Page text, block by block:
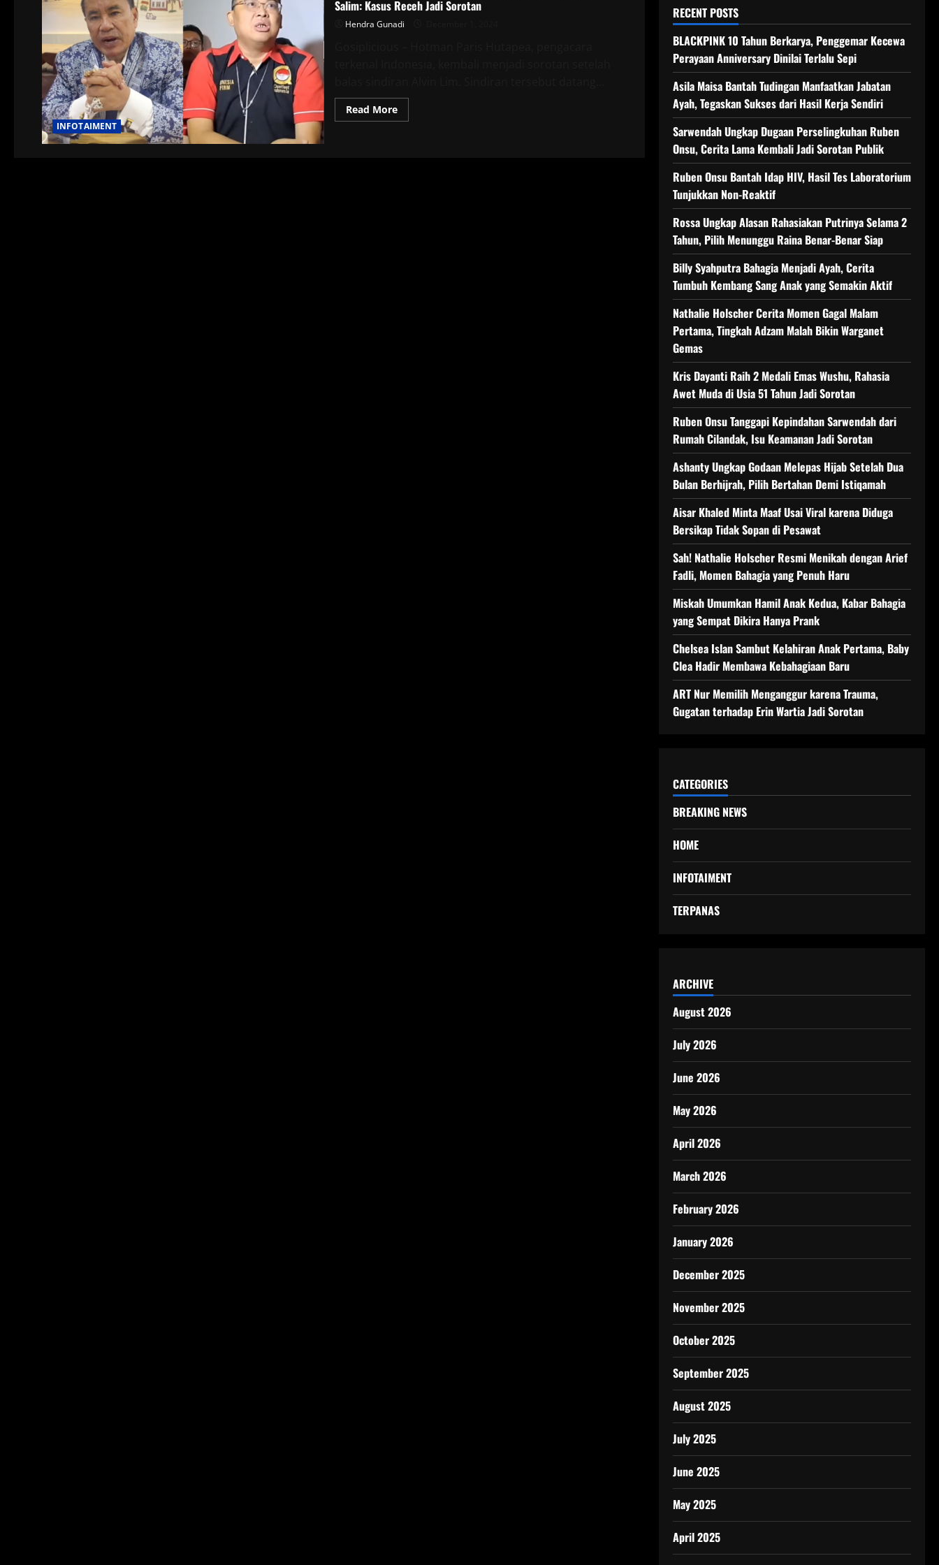
INFOTAIMENT
Salim: Kasus Receh Jadi Sorotan
Hendra Gunadi
Read MoreRead
more
RECENT POSTS
BLACKPINK 10 Tahun Berkarya, Penggemar Kecewa
Perayaan Anniversary Dinilai Terlalu Sepi
Asila Maisa Bantah Tudingan Manfaatkan Jabatan
Ayah, Tegaskan Sukses dari Hasil Kerja Sendiri
Sarwendah Ungkap Dugaan Perselingkuhan Ruben
Onsu, Cerita Lama Kembali Jadi Sorotan Publik
Ruben Onsu Bantah Idap HIV, Hasil Tes Laboratorium
Tunjukkan Non-Reaktif
Rossa Ungkap Alasan Rahasiakan Putrinya Selama 2
Tahun, Pilih Menunggu Raina Benar-Benar Siap
Billy Syahputra Bahagia Menjadi Ayah, Cerita
Tumbuh Kembang Sang Anak yang Semakin Aktif
Nathalie Holscher Cerita Momen Gagal Malam
Pertama, Tingkah Adzam Malah Bikin Warganet
Gemas
Kris Dayanti Raih 2 Medali Emas Wushu, Rahasia
Awet Muda di Usia 51 Tahun Jadi Sorotan
Ruben Onsu Tanggapi Kepindahan Sarwendah dari
Rumah Cilandak, Isu Keamanan Jadi Sorotan
Ashanty Ungkap Godaan Melepas Hijab Setelah Dua
Bulan Berhijrah, Pilih Bertahan Demi Istiqamah
Aisar Khaled Minta Maaf Usai Viral karena Diduga
Bersikap Tidak Sopan di Pesawat
Sah! Nathalie Holscher Resmi Menikah dengan Arief
Fadli, Momen Bahagia yang Penuh Haru
Miskah Umumkan Hamil Anak Kedua, Kabar Bahagia
yang Sempat Dikira Hanya Prank
Chelsea Islan Sambut Kelahiran Anak Pertama, Baby
Clea Hadir Membawa Kebahagiaan Baru
ART Nur Memilih Menganggur karena Trauma,
Gugatan terhadap Erin Wartia Jadi Sorotan
CATEGORIES
BREAKING NEWS
HOME
INFOTAIMENT
TERPANAS
ARCHIVE
August 2026
July 2026
June 2026
May 2026
April 2026
March 2026
February 2026
January 2026
December 2025
November 2025
October 2025
September 2025
August 2025
July 2025
June 2025
May 2025
April 2025